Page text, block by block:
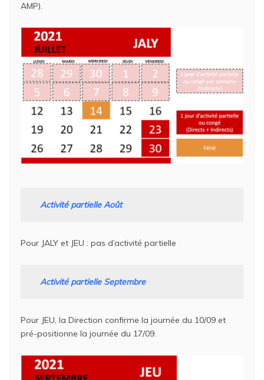
AMP).
Activité partielle Août
Pour JALY et JEU : pas d’activité partielle
Activité partielle Septembre
Pour JEU, la Direction confirme la journée du 10/09 et
pré-positionne la journée du 17/09.